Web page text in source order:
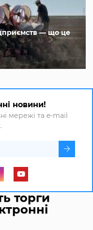
— що це
новини!
мережі та e-mail
торги